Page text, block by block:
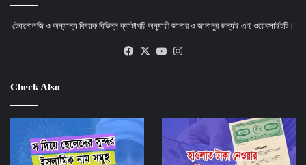
টেকনোলজি ও অন্যান্য বিষয়ক বিভিন্ন ক্যাটাগরি অনুযায়ী জানার ও জানানুর জন্যই এই ওয়েবসাইটটি।
Facebook
X YouTube
Check Also